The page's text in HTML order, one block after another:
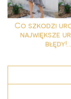
Co szkodzi
największe
błędy!...